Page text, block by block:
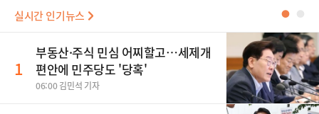
실시간 인기뉴스 ●
1
부동산·주식 민심 어찌할고…세제개
편안에 민주당도 '당혹'
06:00 김민석 기자